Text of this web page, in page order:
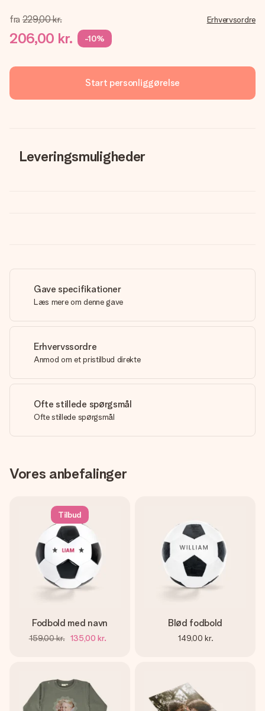
fra 229,00 kr.
206,00 kr. -10%
Erhvervsordre
Start personliggørelse
Leveringsmuligheder
Gave specifikationer
Læs mere om denne gave
Erhvervssordre
Anmod om et pristilbud direkte
Ofte stillede spørgsmål
Ofte stillede spørgsmål
Vores anbefalinger
Tilbud
Fodbold med navn
159,00 kr. 135,00 kr.
Blød fodbold
149,00 kr.